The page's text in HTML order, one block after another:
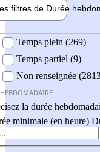
filtres de Durée hebdo
Temps plein (269)
Temps partiel (9)
Non renseignée
la durée
minimale (en heure)